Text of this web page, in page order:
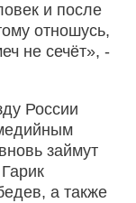
и после
отношусь,
не сечёт», -
России
займут
а также